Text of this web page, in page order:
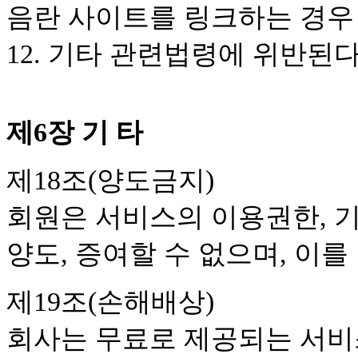
음란 사이트를 링크하는 경
12. 기타 관련법령에 위반된
제6장 기 타
제18조(양도금지)
회원은 서비스의 이용권한,
양도, 증여할 수 없으며, 이
제19조(손해배상)
회사는 무료로 제공되는 서